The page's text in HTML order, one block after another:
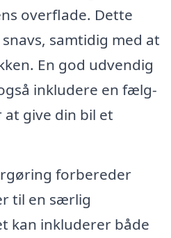
overflade. Dette
samtidig med at
En god udvendig
inkludere en fælg-
give din bil et
forbereder
til en særlig
kan inkluderer både